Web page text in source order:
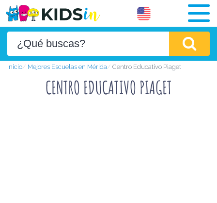
Inicio Mejores Escuelas en Mérida Centro Educativo Piaget
CENTRO EDUCATIVO PIAGET